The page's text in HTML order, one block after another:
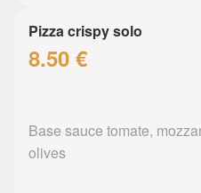
Pizza crispy solo
8.50 €
Base sauce tomate,
olives